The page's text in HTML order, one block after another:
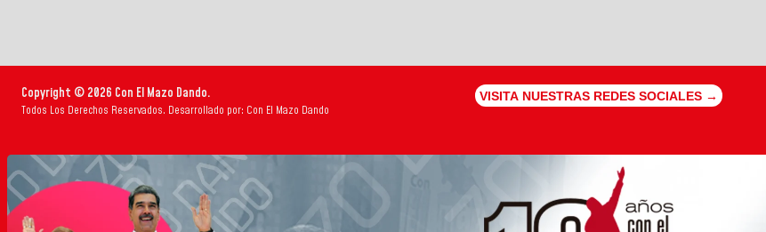
Copyright © 2026 Con El Mazo Dando.
Todos Los Derechos Reservados. Desarrollado por: Con El Mazo Dando
VISITA NUESTRAS REDES SOCIALES →